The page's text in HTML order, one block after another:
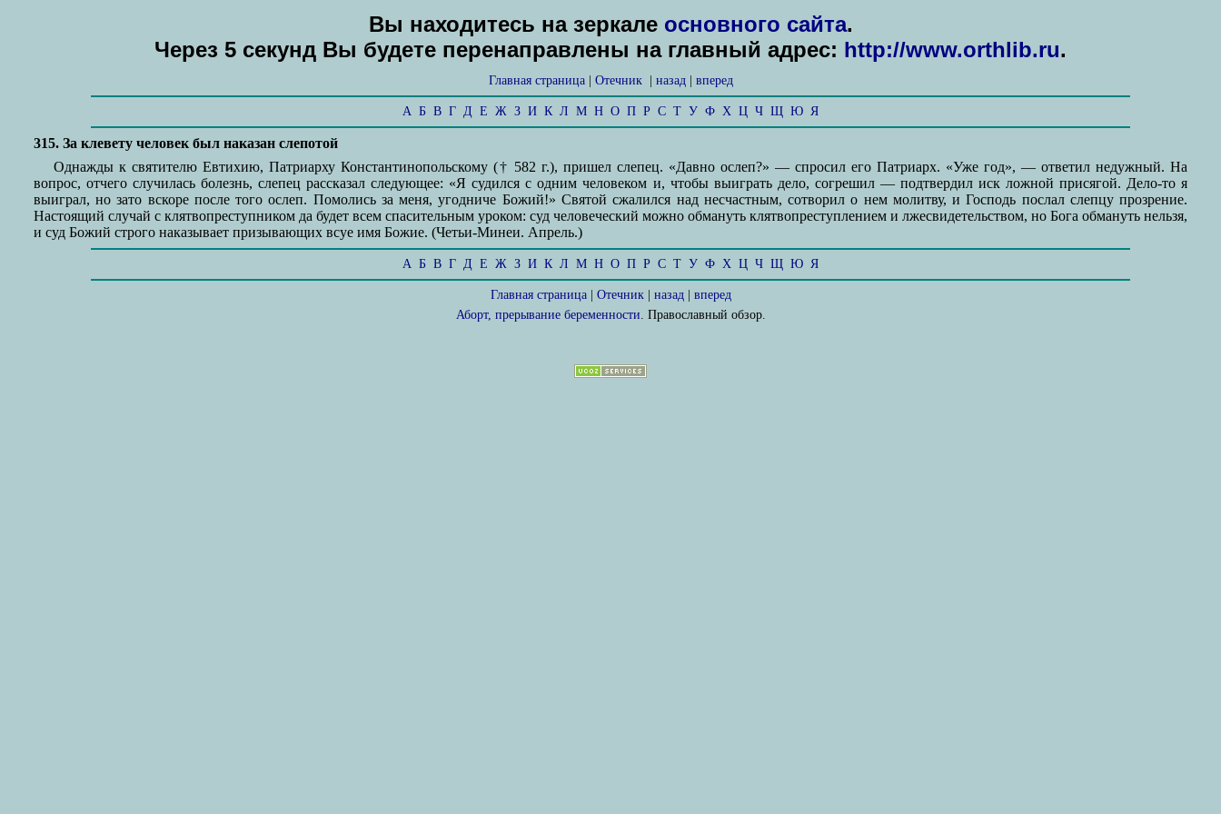
Вы находитесь на зеркале основного сайта.
Через 5 секунд Вы будете перенаправлены на главный адрес: http://www.orthlib.ru.
Главная страница| Отечник| назад| вперед
А Б В Г Д Е Ж З И К Л М Н О П Р С Т У Ф Х Ц Ч Щ Ю Я
315. За клевету человек был наказан слепотой
Однажды к святителю Евтихию, Патриарху Константинопольскому († 582 г.), пришел слепец. «Давно ослеп?» — спросил его Патриарх. «Уже год», — ответил недужный. На
вопрос, отчего случилась болезнь, слепец рассказал следующее: «Я судился с одним человеком и, чтобы выиграть дело, согрешил — подтвердил иск ложной присягой. Дело-то я
выиграл, но зато вскоре после того ослеп. Помолись за меня, угодниче Божий!» Святой сжалился над несчастным, сотворил о нем молитву, и Господь послал слепцу прозрение.
Настоящий случай с клятвопреступником да будет всем спасительным уроком: суд человеческий можно обмануть клятвопреступлением и лжесвидетельством, но Бога обмануть нельзя,
и суд Божий строго наказывает призывающих всуе имя Божие. (Четьи-Минеи. Апрель.)
А Б В Г Д Е Ж З И К Л М Н О П Р С Т У Ф Х Ц Ч Щ Ю Я
Главная страница| Отечник| назад| вперед
Аборт, прерывание беременности . Православный обзор.